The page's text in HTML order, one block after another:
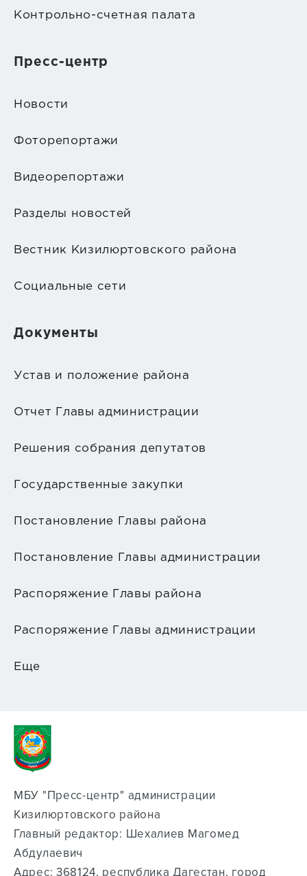
Контрольно-счетная палата
Пресс-центр
Новости
Фоторепортажи
Видеорепортажи
Разделы новостей
Вестник Кизилюртовского района
Социальные сети
Документы
Устав и положение района
Отчет Главы администрации
Решения собрания депутатов
Государственные закупки
Постановление Главы района
Постановление Главы администрации
Распоряжение Главы района
Распоряжение Главы администрации
Еще
МБУ "Пресс-центр" администрации
Кизилюртовского района
Главный редактор: Шехалиев Магомед
Абдулаевич
Адрес: 368124, республика Дагестан, город